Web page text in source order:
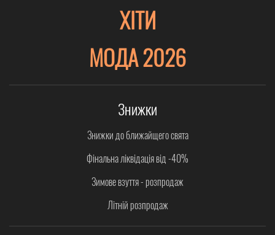
ХІТИ
МОДА 2026
Знижки
Знижки до ближайщего свята
Фінальна ліквідація від -40%
Зимове взуття - розпродаж
Літній розпродаж